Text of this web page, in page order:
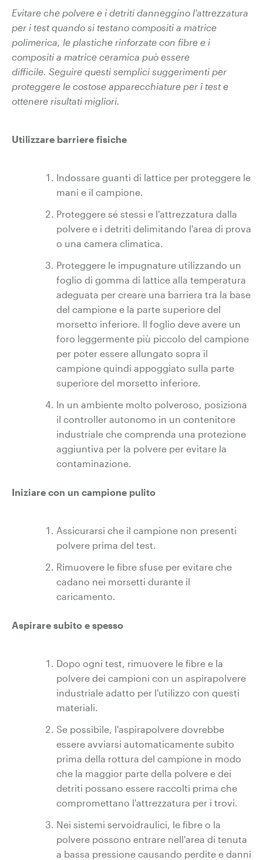
Evitare che polvere e i detriti danneggino l'attrezzatura
per i test quando si testano compositi a matrice
polimerica, le plastiche rinforzate con fibre e i
compositi a matrice ceramica può essere
difficile. Seguire questi semplici suggerimenti per
proteggere le costose apparecchiature per i test e
ottenere risultati migliori.
Utilizzare barriere fisiche
Indossare guanti di lattice per proteggere le
mani e il campione.
Proteggere sé stessi e l'attrezzatura dalla
polvere e i detriti delimitando l'area di prova
o una camera climatica.
Proteggere le impugnature utilizzando un
foglio di gomma di lattice alla temperatura
adeguata per creare una barriera tra la base
del campione e la parte superiore del
morsetto inferiore. Il foglio deve avere un
foro leggermente più piccolo del campione
per poter essere allungato sopra il
campione quindi appoggiato sulla parte
superiore del morsetto inferiore.
In un ambiente molto polveroso, posiziona
il controller autonomo in un contenitore
industriale che comprenda una protezione
aggiuntiva per la polvere per evitare la
contaminazione.
Iniziare con un campione pulito
Assicurarsi che il campione non presenti
polvere prima del test.
Rimuovere le fibre sfuse per evitare che
cadano nei morsetti durante il
caricamento.
Aspirare subito e spesso
Dopo ogni test, rimuovere le fibre e la
polvere dei campioni con un aspirapolvere
industriale adatto per l'utilizzo con questi
materiali.
Se possibile, l'aspirapolvere dovrebbe
essere avviarsi automaticamente subito
prima della rottura del campione in modo
che la maggior parte della polvere e dei
detriti possano essere raccolti prima che
compromettano l'attrezzatura per i trovi.
Nei sistemi servoidraulici, le fibre o la
polvere possono entrare nell'area di tenuta
a bassa pressione causando perdite e danni